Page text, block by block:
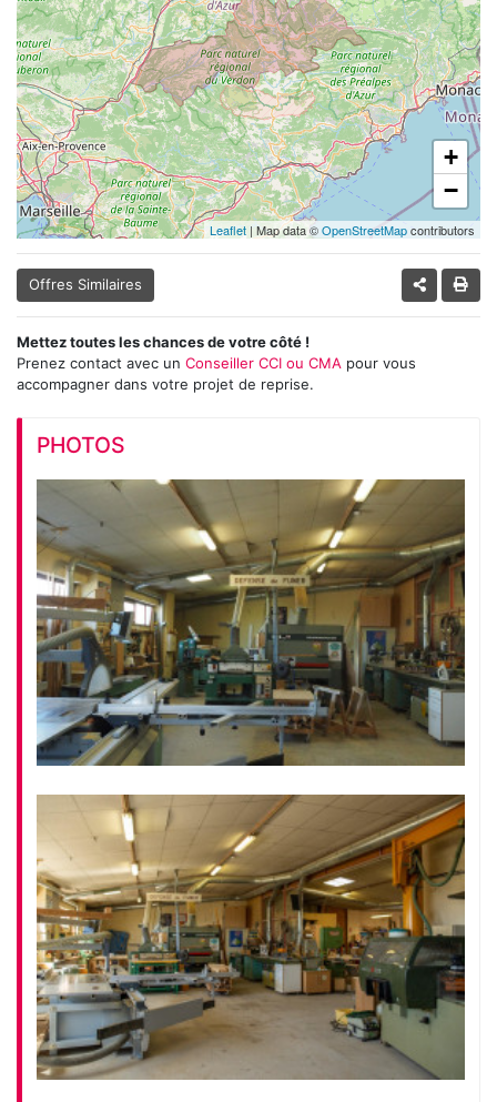
+
−
Leaflet | Map data ©OpenStreetMapcontributors
Offres Similaires
Mettez toutes les chances de votre côté !
Prenez contact avec un Conseiller CCI ou CMA pour vous
accompagner dans votre projet de reprise.
PHOTOS